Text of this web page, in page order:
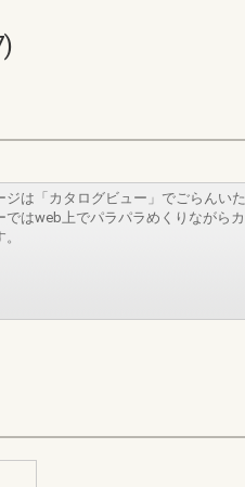
ジは「カタログビュー」でごらんい
ではweb上でパラパラめくりながら